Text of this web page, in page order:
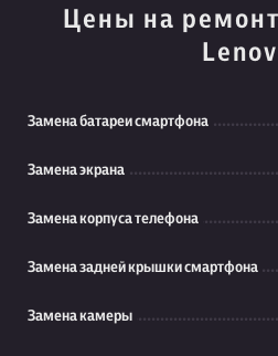
Цены на
Замена батареи смартфона
Замена экрана
Замена корпуса телефона
Замена задней крышки смартфона
Замена камеры